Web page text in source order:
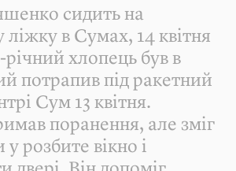
сидить на
ліжку в Сумах, 14 квітня
річний хлопець був в
потрапив під ракетний
Сум 13 квітня.
поранення, але зміг
розбите вікно і